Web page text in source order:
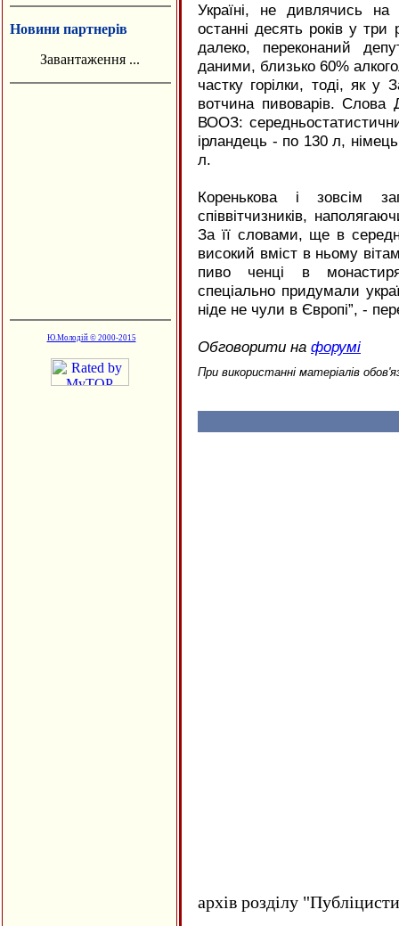
Новини партнерів
Завантаження ...
Ю.Молодій © 2000-2015
Україні, не дивлячись
останні десять років у
далеко, переконаний
даними, близько 60%
частку горілки, тоді, як у
вотчина пивоварів. Слова
ВООЗ:
ірландець - по 130 л,
л.
Коренькова і зовсім
співвітчизників,
За її словами, ще в
високий вміст в ньому
пиво ченці в
спеціально придумали
ніде не чули в Європі”, -
Обговорити на форумі
При використанні матеріалів
архів розділу